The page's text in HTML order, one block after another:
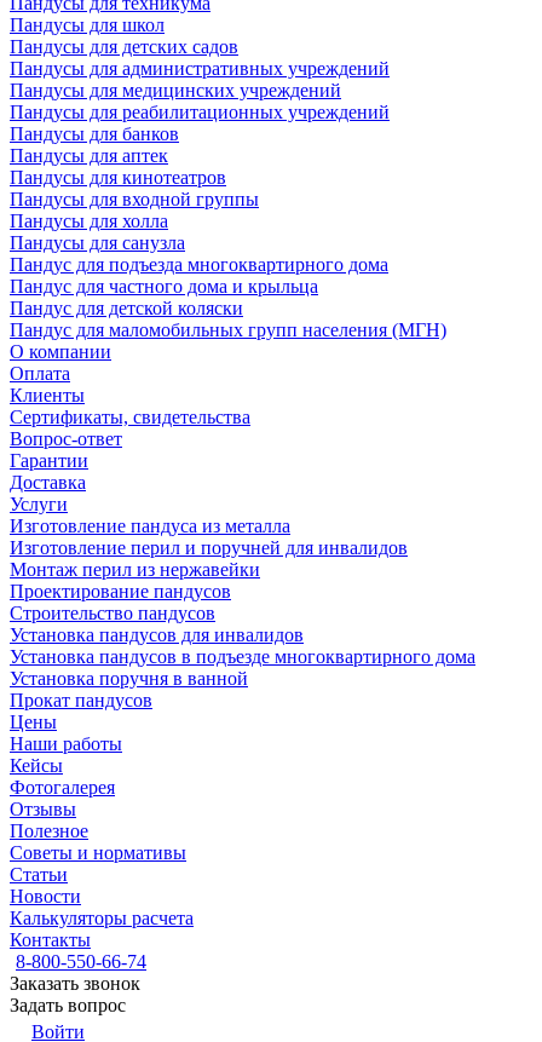
Пандусы для школ
Пандусы для детских садов
Пандусы для административных учреждений
Пандусы для медицинских учреждений
Пандусы для реабилитационных учреждений
Пандусы для банков
Пандусы для аптек
Пандусы для кинотеатров
Пандусы для входной группы
Пандусы для холла
Пандусы для санузла
Пандус для подъезда многоквартирного дома
Пандус для частного дома и крыльца
Пандус для детской коляски
Пандус для маломобильных групп населения (МГН)
О компании
Оплата
Клиенты
Сертификаты, свидетельства
Вопрос-ответ
Гарантии
Доставка
Услуги
Изготовление пандуса из металла
Изготовление перил и поручней для инвалидов
Монтаж перил из нержавейки
Проектирование пандусов
Строительство пандусов
Установка пандусов для инвалидов
Установка пандусов в подъезде многоквартирного дома
Установка поручня в ванной
Прокат пандусов
Цены
Наши работы
Кейсы
Фотогалерея
Отзывы
Полезное
Советы и нормативы
Статьи
Новости
Калькуляторы расчета
Контакты
8-800-550-66-74
Заказать звонок
Задать вопрос
Войти